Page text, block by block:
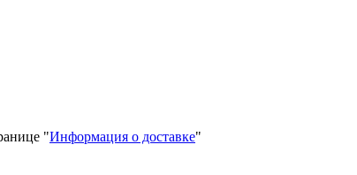
"Информация о доставке"